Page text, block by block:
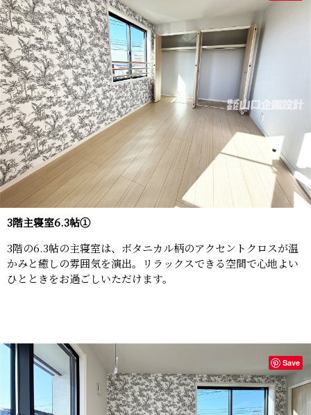
3階主寝室6.3帖①
3階の6.3帖の主寝室は、ボタニカル柄のアクセントクロスが温
かみと癒しの雰囲気を演出。リラックスできる空間で心地よい
ひとときをお過ごしいただけます。
Save